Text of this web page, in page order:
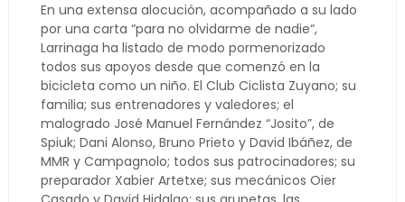
En una extensa alocución, acompañado a su lado
por una carta “para no olvidarme de nadie“,
Larrinaga ha listado de modo pormenorizado
todos sus apoyos desde que comenzó en la
bicicleta como un niño. El Club Ciclista Zuyano; su
familia; sus entrenadores y valedores; el
malogrado José Manuel Fernández “Josito”, de
Spiuk; Dani Alonso, Bruno Prieto y David Ibáñez, de
MMR y Campagnolo; todos sus patrocinadores; su
preparador Xabier Artetxe; sus mecánicos Oier